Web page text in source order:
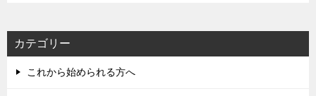
カテゴリー
これから始められる方へ